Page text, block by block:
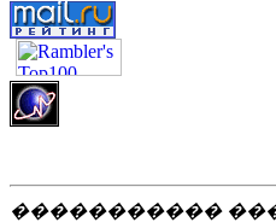
�����������